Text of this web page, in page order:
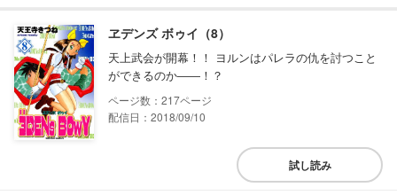
ヱデンズ ボゥイ（8）
天上武会が開幕！！ ヨルンはパレラの仇を討つこと
ができるのか――！？
217
配信日：2018/09/10
試し読み